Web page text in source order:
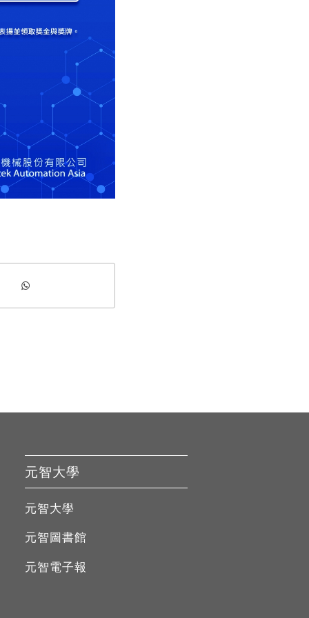
元智大學
元智大學
元智圖書館
元智電子報